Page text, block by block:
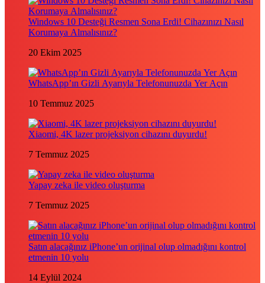
Windows 10 Desteği Resmen Sona Erdi! Cihazınızı Nasıl
Korumaya Almalısınız?
20 Ekim 2025
WhatsApp’ın Gizli Ayarıyla Telefonunuzda Yer Açın
10 Temmuz 2025
Xiaomi, 4K lazer projeksiyon cihazını duyurdu!
7 Temmuz 2025
Yapay zeka ile video oluşturma
7 Temmuz 2025
Satın alacağınız iPhone’un orijinal olup olmadığını kontrol
etmenin 10 yolu
14 Eylül 2024